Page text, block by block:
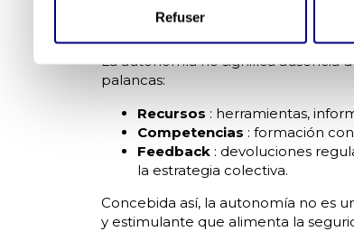
Refuser
4. Recursos,
La autonomía no significa ausencia
palancas:
Recursos : herramientas,
Competencias : formación
Feedback : devoluciones
la estrategia colectiva.
Concebida así, la autonomía no es
y estimulante que alimenta la